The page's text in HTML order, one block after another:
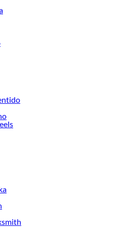
calidad para tus proyectos y
todo lo que tenemos para
de Refrigerador Side by Side en
tus proyectos de renovación y